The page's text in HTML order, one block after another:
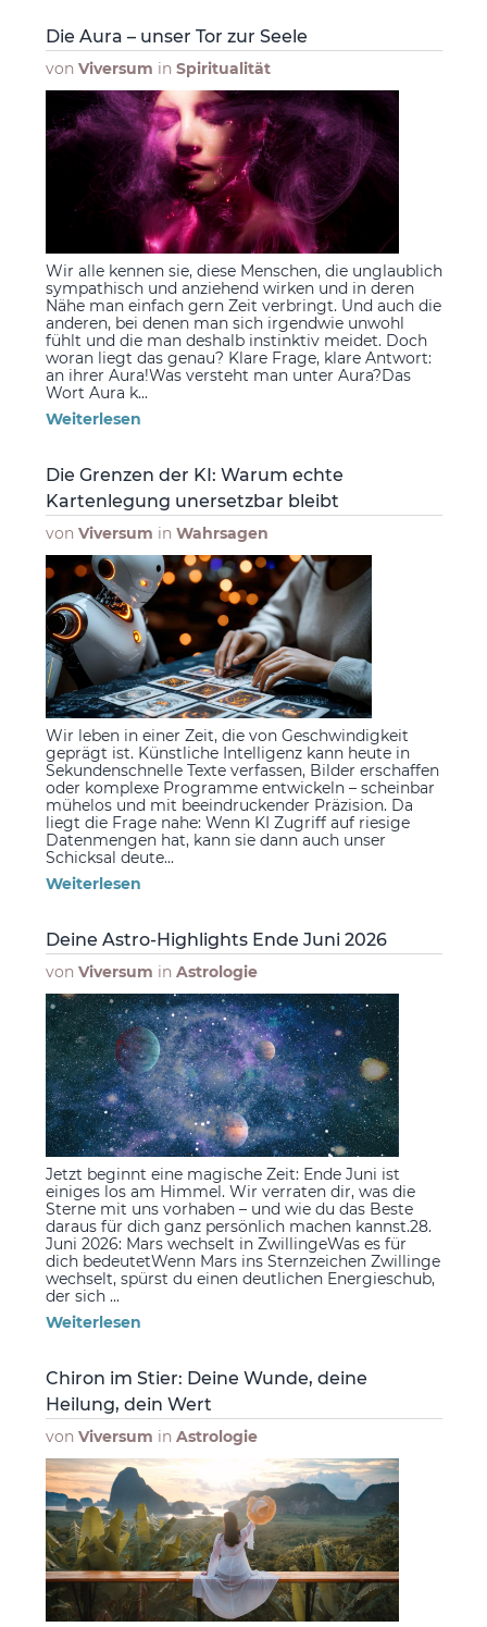
Die Aura – unser Tor zur Seele
von Viversum in Spiritualität
Wir alle kennen sie, diese Menschen, die unglaublich
sympathisch und anziehend wirken und in deren
Nähe man einfach gern Zeit verbringt. Und auch die
anderen, bei denen man sich irgendwie unwohl
fühlt und die man deshalb instinktiv meidet. Doch
woran liegt das genau? Klare Frage, klare Antwort:
an ihrer Aura!Was versteht man unter Aura?Das
Wort Aura k...
Weiterlesen
Die Grenzen der KI: Warum echte
Kartenlegung unersetzbar bleibt
von Viversum in Wahrsagen
Wir leben in einer Zeit, die von Geschwindigkeit
geprägt ist. Künstliche Intelligenz kann heute in
Sekundenschnelle Texte verfassen, Bilder erschaffen
oder komplexe Programme entwickeln – scheinbar
mühelos und mit beeindruckender Präzision. Da
liegt die Frage nahe: Wenn KI Zugriff auf riesige
Datenmengen hat, kann sie dann auch unser
Schicksal deute...
Weiterlesen
Deine Astro-Highlights Ende Juni 2026
von Viversum in Astrologie
Jetzt beginnt eine magische Zeit: Ende Juni ist
einiges los am Himmel. Wir verraten dir, was die
Sterne mit uns vorhaben – und wie du das Beste
daraus für dich ganz persönlich machen kannst.28.
Juni 2026: Mars wechselt in ZwillingeWas es für
dich bedeutetWenn Mars ins Sternzeichen Zwillinge
wechselt, spürst du einen deutlichen Energieschub,
der sich ...
Weiterlesen
Chiron im Stier: Deine Wunde, deine
Heilung, dein Wert
von Viversum in Astrologie